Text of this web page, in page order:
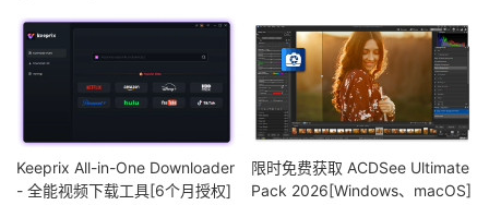
Keeprix All-in-One Downloader
- 全能视频下载工具[6个月授权]
限时免费获取 ACDSee Ultimate
Pack 2026[Windows、macOS]